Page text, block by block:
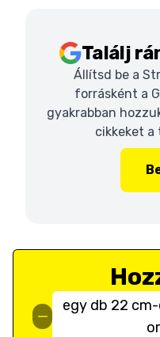
Találj
Állítsd be a
forrásként a
gyakrabban
cikkeket
egy db 22